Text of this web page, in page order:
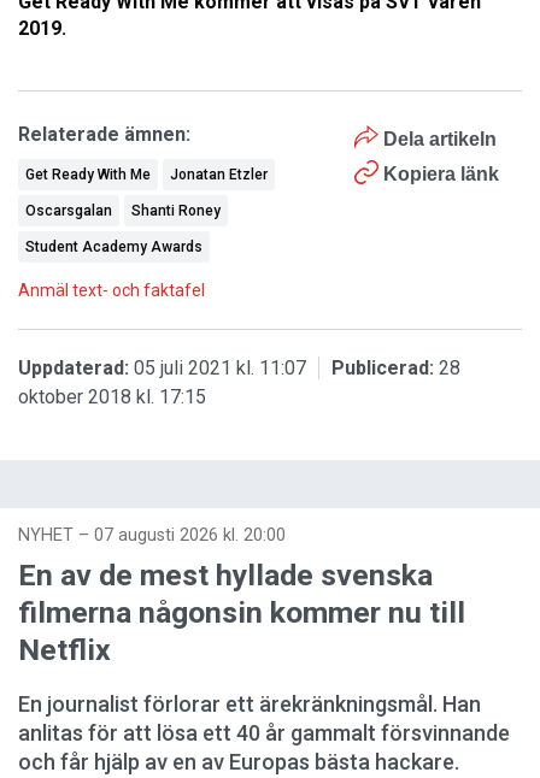
2019.
Dela artikeln
Kopiera länk
Relaterade ämnen:
Get Ready With Me Jonatan Etzler
Oscarsgalan Shanti Roney
Student Academy Awards
Anmäl text- och faktafel
Uppdaterad: 05 juli 2021 kl. 11:07 Publicerad: 28
oktober 2018 kl. 17:15
NYHET – 07 augusti 2026 kl. 20:00
En av de mest hyllade svenska
filmerna någonsin kommer nu till
Netflix
En journalist förlorar ett ärekränkningsmål. Han
anlitas för att lösa ett 40 år gammalt försvinnande
och får hjälp av en av Europas bästa hackare.